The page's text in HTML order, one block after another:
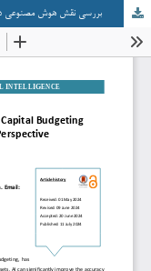
بررسی نقش هوش مصنوعی در